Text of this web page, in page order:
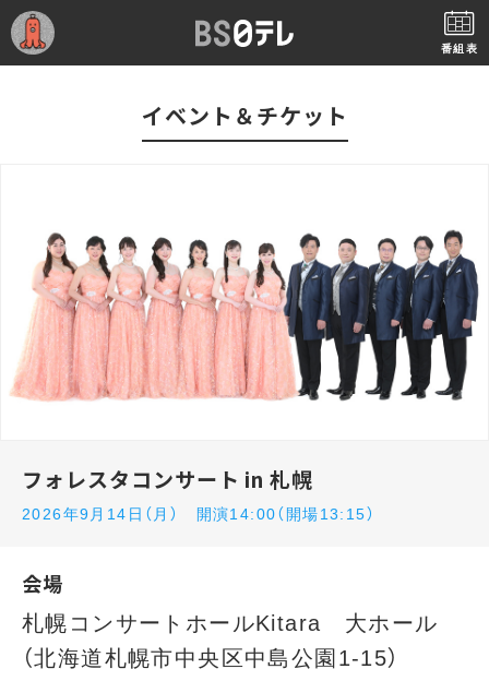
番組表
イベント＆チケット
フォレスタコンサート in 札幌
2026年9月14日（月） 開演14:00（開場13:15）
会場
札幌コンサートホールKitara 大ホール
（北海道札幌市中央区中島公園1-15）